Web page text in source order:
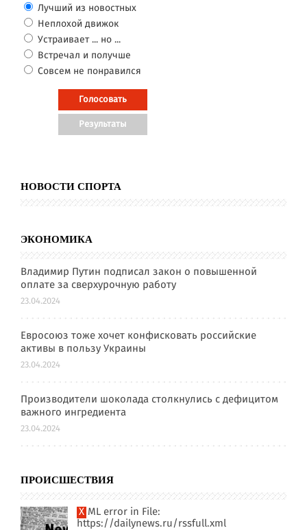
Лучший из новостных
Неплохой движок
Устраивает ... но ...
Встречал и получше
Совсем не понравился
НОВОСТИ СПОРТА
ЭКОНОМИКА
Владимир Путин подписал закон о повышенной
оплате за сверхурочную работу
23.04.2024
Евросоюз тоже хочет конфисковать российские
активы в пользу Украины
23.04.2024
Производители шоколада столкнулись с дефицитом
важного ингредиента
23.04.2024
ПРОИСШЕСТВИЯ
XML error in File:
https://dailynews.ru/rssfull.xml